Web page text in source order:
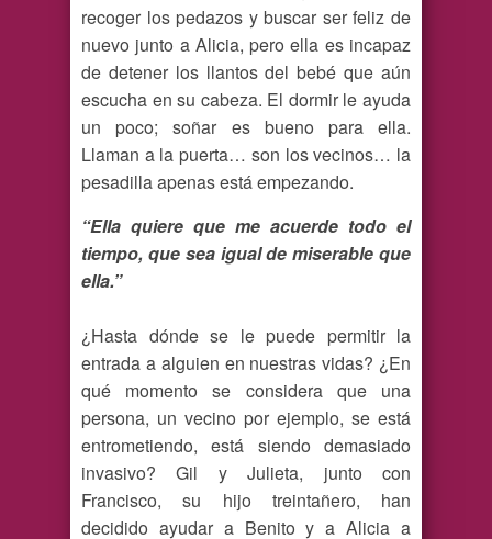
recoger los pedazos y buscar ser feliz de
nuevo junto a Alicia, pero ella es incapaz
de detener los llantos del bebé que aún
escucha en su cabeza. El dormir le ayuda
un poco; soñar es bueno para ella.
Llaman a la puerta… son los vecinos… la
pesadilla apenas está empezando.
“Ella quiere que me acuerde todo el
tiempo, que sea igual de miserable que
ella.”
¿Hasta dónde se le puede permitir la
entrada a alguien en nuestras vidas? ¿En
qué momento se considera que una
persona, un vecino por ejemplo, se está
entrometiendo, está siendo demasiado
invasivo? Gil y Julieta, junto con
Francisco, su hijo treintañero, han
decidido ayudar a Benito y a Alicia a